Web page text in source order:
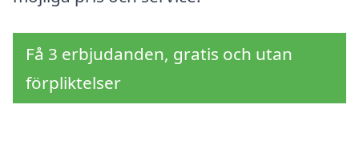
Få 3 erbjudanden, gratis och utan
förpliktelser